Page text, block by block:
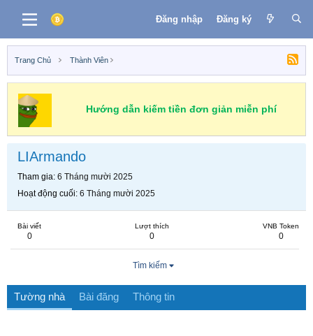
Đăng nhập Đăng ký
Trang Chủ Thành Viên
Hướng dẫn kiếm tiền đơn giản miễn phí
LIArmando
Tham gia 6 Tháng mười 2025
Hoạt động cuối 6 Tháng mười 2025
Bài viết
0
Lượt thích
0
VNB Token
0
Tìm kiếm
Tường nhà Bài đăng Thông tin